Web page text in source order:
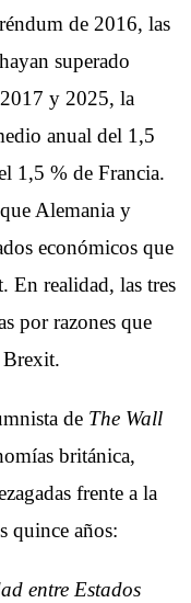
de 2016, las
superado
y 2025, la
anual del 1,5
1,5 % de Francia.
Alemania y
económicos que
En realidad, las tres
por razones que
Brexit.
de The Wall
británica,
frente a la
quince años:
entre Estados